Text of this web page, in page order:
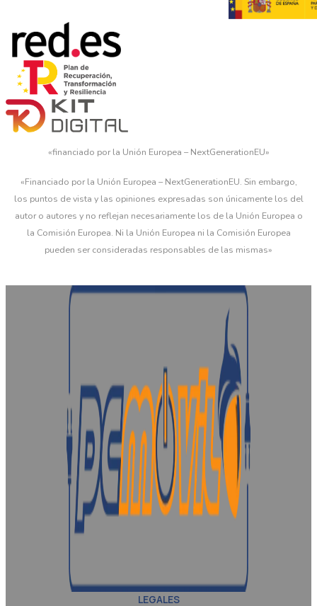
«financiado por la Unión Europea – NextGenerationEU»
«Financiado por la Unión Europea – NextGenerationEU. Sin embargo,
los puntos de vista y las opiniones expresadas son únicamente los del
autor o autores y no reflejan necesariamente los de la Unión Europea o
la Comisión Europea. Ni la Unión Europea ni la Comisión Europea
pueden ser consideradas responsables de las mismas»
LEGALES